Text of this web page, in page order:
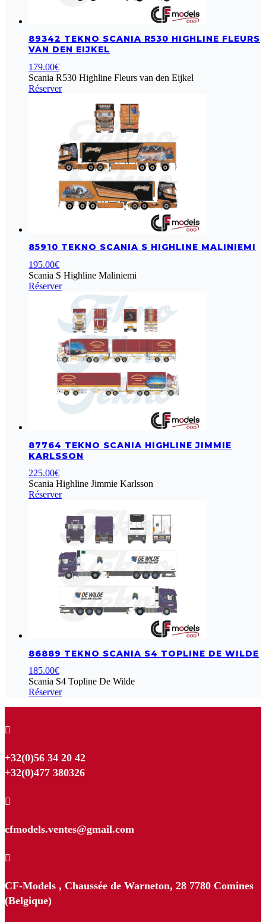
89342 TEKNO SCANIA R530 HIGHLINE FLEURS
VAN DEN EIJKEL
179.00€
Scania R530 Highline Fleurs van den Eijkel
Réserver
85910 TEKNO SCANIA S HIGHLINE MALINIEMI
195.00€
Scania S Highline Maliniemi
Réserver
87764 TEKNO SCANIA HIGHLINE JIMMIE
KARLSSON
225.00€
Scania Highline Jimmie Karlsson
Réserver
86889 TEKNO SCANIA S4 TOPLINE DE WILDE
185.00€
Scania S4 Topline De Wilde
Réserver

+32(0)56 34 20 42
+32(0)477 380326

cfmodels.ventes@gmail.com

CF-Models , Chaussée de Warneton, 28 7780 Comines
(Belgique)